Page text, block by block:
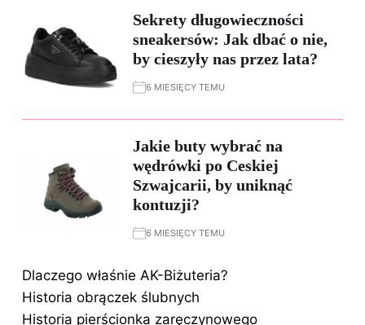
Sekrety długowieczności
sneakersów: Jak dbać o nie,
by cieszyły nas przez lata?
6 MIESIĘCY TEMU
Jakie buty wybrać na
wędrówki po Ceskiej
Szwajcarii, by uniknąć
kontuzji?
6 MIESIĘCY TEMU
Dlaczego właśnie AK-Biżuteria?
Historia obrączek ślubnych
Historia pierścionka zaręczynowego